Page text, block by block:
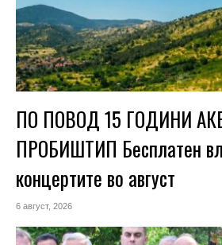
ПО ПОВОД 15 ГОДИНИ
ПРОБИШТИП Бесплатен
концертите во август
6 август, 2026